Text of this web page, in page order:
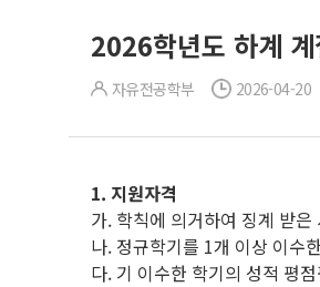
2026학년도 하계
자유전공학부 2026-04-20
1. 지원자격
가. 학칙에 의거하여 징계 받
나. 정규학기를 1개 이상 이수
다. 기 이수한 학기의 성적 평